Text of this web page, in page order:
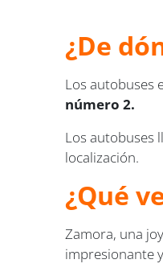
¿De
Los autobuses
número 2.
Los autobuses
localización.
¿Qué
Zamora, una
impresionante